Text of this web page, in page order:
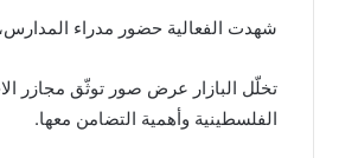
شهدت الفعالية حضور مدراء المدارس،
تخلّل البازار عرض صور توثّق مجازر
الفلسطينية وأهمية التضامن معها.